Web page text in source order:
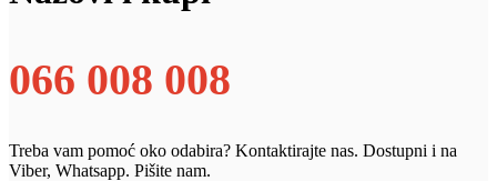
066 008 008
Treba vam pomoć oko odabira? Kontaktirajte nas. Dostupni i na
Viber, Whatsapp. Pišite nam.